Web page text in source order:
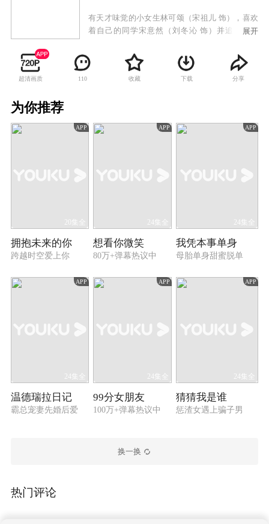
有天才味觉的小女生林可颂（宋祖儿 饰），喜欢
着自己的同学宋意然（刘冬沁 饰）并追到了美
经天 饰）。江千帆收了林可颂为徒并传授她厨
艺，还一起准备参加三个月以后的厨艺大赛。林
可颂虽然有着天才味觉，但是对厨艺是一窍不
己。在这个过程中宋意然也渐渐的对林可颂产生
展开
超清画质 110 收藏 下载 分享
为你推荐
APP
20集全
拥抱未来的你
跨越时空爱上你
APP
24集全
想看你微笑
80万+弹幕热议中
APP
24集全
我凭本事单身
母胎单身甜蜜脱单
APP
24集全
温德瑞拉日记
霸总宠妻先婚后爱
APP
24集全
99分女朋友
100万+弹幕热议中
APP
24集全
猜猜我是谁
惩渣女遇上骗子男
换一换
热门评论